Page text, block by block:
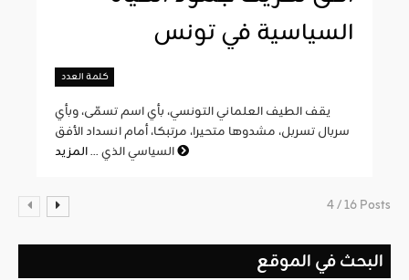
السياسية في تونس
كلمة العدد
يقف الطيف العلماني التونسي، بأي اسم تسمّى، وبأي
سربال تسربل، مشدوها متحيرا، مرتبكا، أمام انسداد الأفق
السياسي الذي ...
4 / 16 Posts
البحث في الموقع